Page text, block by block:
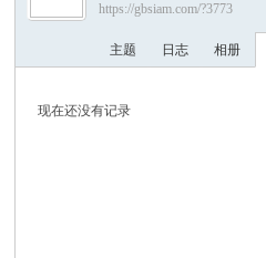
›
https://gbsiam.com/?3773
主题 日志 相册
现在还没有记录